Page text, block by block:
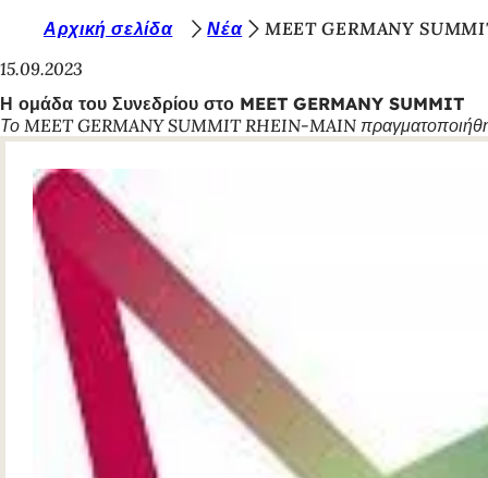
Μετάβαση στο περιεχόμενο
ρ
ί
σ
Αρχική σελίδα Νέα
MEET GERMANY
15.09.2023
Η ομάδα του Συνεδρίου στο MEET GERMANY SUMMIT
Το MEET GERMANY SUMMIT RHEIN-MAIN